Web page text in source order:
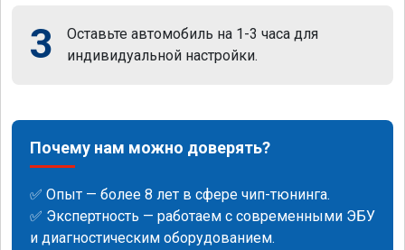
3
Оставьте автомобиль на 1-3 часа для
индивидуальной настройки.
Почему нам можно доверять?
✅ Опыт — более 8 лет в сфере чип-тюнинга.
✅ Экспертность — работаем с современными ЭБУ
и диагностическим оборудованием.